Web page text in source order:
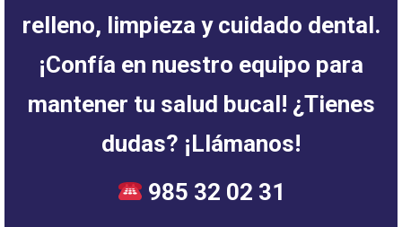
relleno, limpieza y cuidado dental.
¡Confía en nuestro equipo para
mantener tu salud bucal! ¿Tienes
dudas? ¡Llámanos!
985 32 02 31